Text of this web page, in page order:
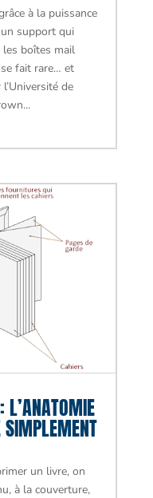
à la puissance
support qui
les boîtes mail
fait rare… et
de
L’ANATOMIE
SIMPLEMENT
un livre, on
à la couverture,